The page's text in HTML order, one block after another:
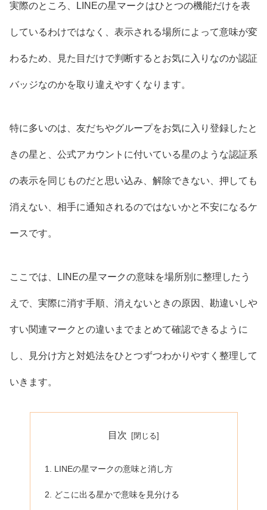
実際のところ、LINEの星マークはひとつの機能だけを表
しているわけではなく、表示される場所によって意味が変
わるため、見た目だけで判断するとお気に入りなのか認証
バッジなのかを取り違えやすくなります。
特に多いのは、友だちやグループをお気に入り登録したと
きの星と、公式アカウントに付いている星のような認証系
の表示を同じものだと思い込み、解除できない、押しても
消えない、相手に通知されるのではないかと不安になるケ
ースです。
ここでは、LINEの星マークの意味を場所別に整理したう
えで、実際に消す手順、消えないときの原因、勘違いしや
すい関連マークとの違いまでまとめて確認できるように
し、見分け方と対処法をひとつずつわかりやすく整理して
いきます。
目次
LINEの星マークの意味と消し方
どこに出る星かで意味を見分ける